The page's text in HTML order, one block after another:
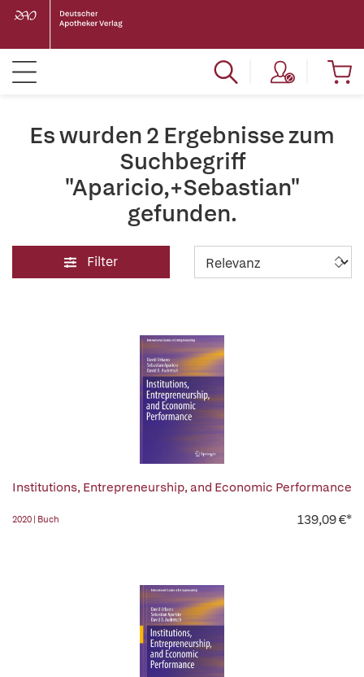
Es wurden 2 Ergebnisse zum
Suchbegriff
"Aparicio,+Sebastian"
gefunden.
Filter
Institutions, Entrepreneurship, and Economic Performance
2020 | Buch 139,09 €*